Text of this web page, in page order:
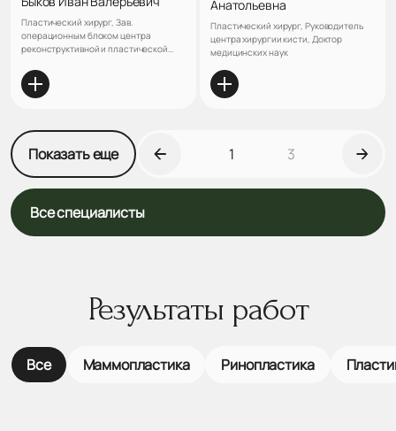
Пластический хирург, Зав.
операционным блоком центра
реконструктивной и пластической
Анатольевна
Пластический хирург, Руководитель
центра хирургии кисти, Доктор
медицинских наук
Показать еще 1 3
Все специалисты
Результаты работ
Все Маммопластика Ринопластика